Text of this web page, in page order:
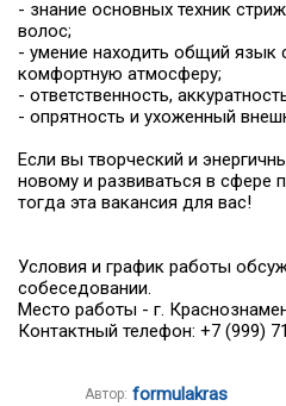
- знание основных техник
волос;
- умение находить общий язык
комфортную атмосферу;
- ответственность,
- опрятность и ухоженный
Если вы творческий и
новому и развиваться в сфере
тогда эта вакансия для вас!
Условия и график работы
собеседовании.
Место работы - г.
Контактный телефон: +7 (999)
Автор: formulakras